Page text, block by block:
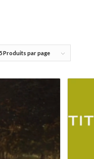
Produits par page